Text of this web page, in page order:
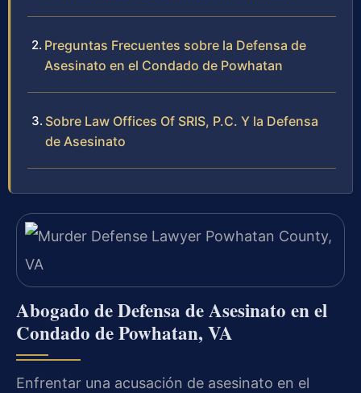
Preguntas Frecuentes sobre la Defensa de
Asesinato en el Condado de Powhatan
Sobre Law Offices Of SRIS, P.C. Y la Defensa
de Asesinato
Abogado de Defensa de Asesinato en el
Condado de Powhatan, VA
Enfrentar una acusación de asesinato en el